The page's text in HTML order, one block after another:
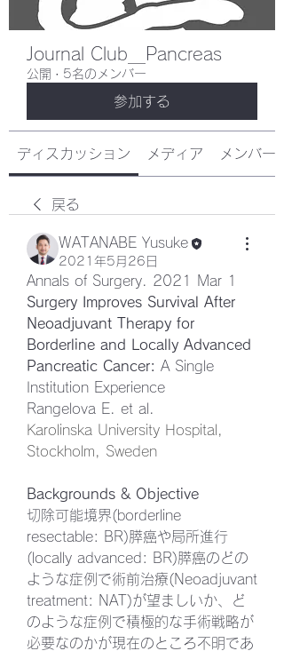
Journal Club＿Pancreas
公開 · 5名のメンバー
参加する
ディスカッション メディア メンバー
戻る
WATANABE Yusuke
2021年5月26日
Annals of Surgery. 2021 Mar 1
Surgery Improves Survival After
Neoadjuvant Therapy for
Borderline and Locally Advanced
Pancreatic Cancer: A Single
Institution Experience
Rangelova E. et al.
Karolinska University Hospital,
Stockholm, Sweden
Backgrounds & Objective
切除可能境界(borderline
resectable: BR)膵癌や局所進行
(locally advanced: BR)膵癌のどの
ような症例で術前治療(Neoadjuvant
treatment: NAT)が望ましいか、ど
のような症例で積極的な手術戦略が
必要なのかが現在のところ不明であ